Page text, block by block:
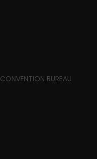
CONVENTION BUREAU